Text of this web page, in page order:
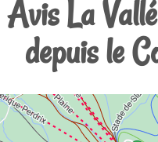
Avis La
depuis le